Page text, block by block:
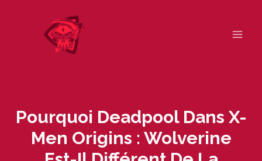
Pourquoi Deadpool Dans X-
Men Origins : Wolverine